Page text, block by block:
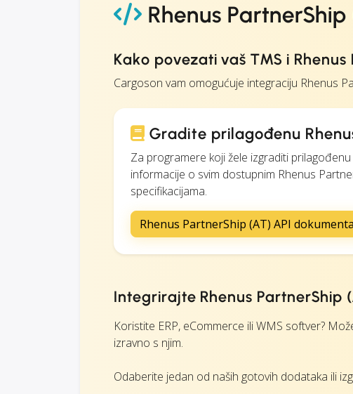
Rhenus
Kako povezati vaš TMS i Rhenus
Cargoson vam omogućuje integraciju Rhenus
Gradite prilagođenu
Za programere koji žele izgraditi
informacije o svim dostupnim Rhenus
specifikacijama.
Rhenus PartnerShip (AT) API
Integrirajte Rhenus PartnerShip
Koristite ERP, eCommerce ili WMS softver?
izravno s njim.
Odaberite jedan od naših gotovih dodataka ili